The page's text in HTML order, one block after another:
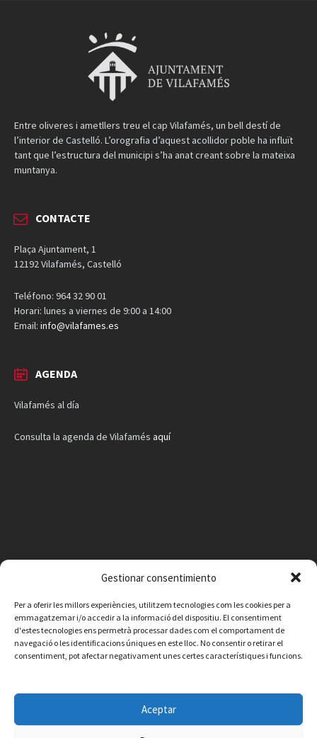
Gestionar consentimiento
Per a oferir les millors experiències, utilitzem tecnologies com les cookies per a
emmagatzemar i/o accedir a la informació del dispositiu. El consentiment
d'estes tecnologies ens permetrà processar dades com el comportament de
navegació o les identificacions úniques en este lloc. No consentir o retirar el
consentiment, pot afectar negativament unes certes característiques i funcions.
Aceptar
Entre oliveres i ametllers treu el cap Vilafamés, un bell destí de
l’interior de Castelló. L’orografia d’aquest acollidor poble ha influït
tant que l’estructura del municipi s’ha anat creant sobre la mateixa
muntanya.
CONTACTE
Plaça Ajuntament, 1
12192 Vilafamés, Castelló
Teléfono: 964 32 90 01
Horari: lunes a viernes de 9:00 a 14:00
Email: info@vilafames.es
AGENDA
Vilafamés al día
Consulta la agenda de Vilafamés aquí
Política de privacitat